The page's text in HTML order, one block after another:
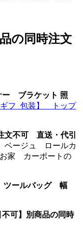
の同時注文
ー ブラケット 照
ギフ_包装】 トップ
文不可 直送・代引
ベージュ ロールカ
家 カーポートの
ツールバッグ 幅
可】別商品の同時